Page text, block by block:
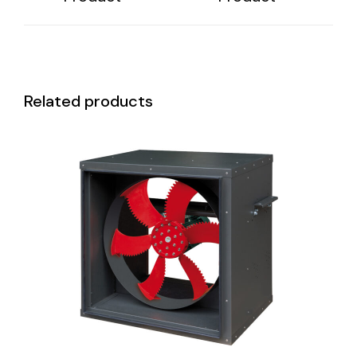
Related products
DETAILS